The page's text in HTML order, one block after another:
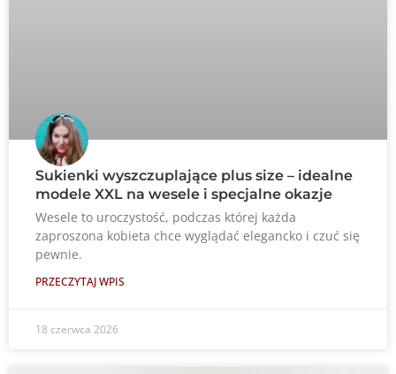
Sukienki wyszczuplające plus size – idealne
modele XXL na wesele i specjalne okazje
Wesele to uroczystość, podczas której każda
zaproszona kobieta chce wyglądać elegancko i czuć się
pewnie.
PRZECZYTAJ WPIS
18 czerwca 2026